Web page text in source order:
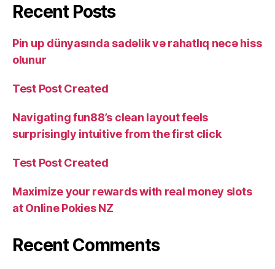
Recent Posts
Pin up dünyasında sadəlik və rahatlıq necə hiss
olunur
Test Post Created
Navigating fun88’s clean layout feels
surprisingly intuitive from the first click
Test Post Created
Maximize your rewards with real money slots
at Online Pokies NZ
Recent Comments